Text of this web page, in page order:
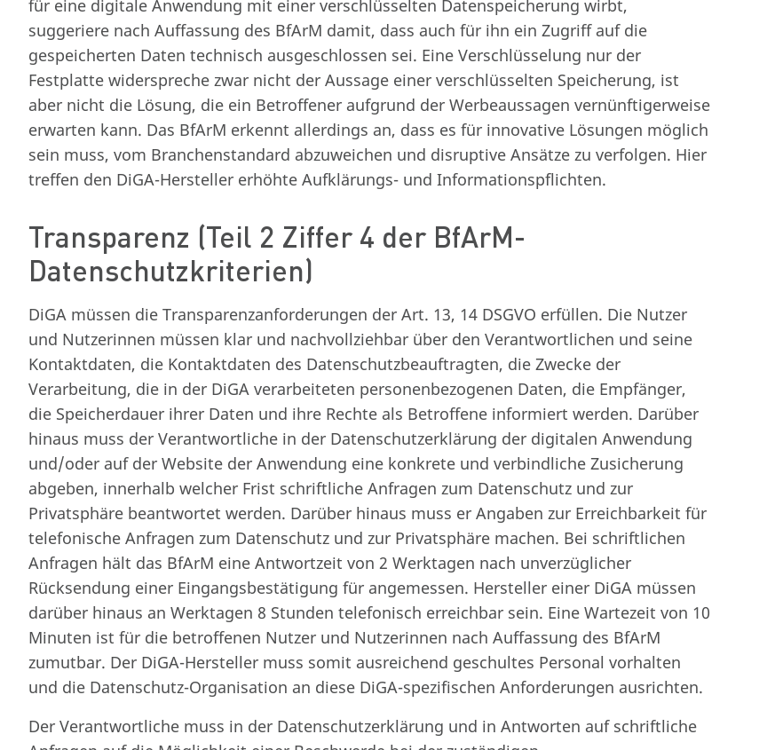
für eine digitale Anwendung mit einer verschlüsselten Datenspeicherung wirbt,
suggeriere nach Auffassung des BfArM damit, dass auch für ihn ein Zugriff auf die
gespeicherten Daten technisch ausgeschlossen sei. Eine Verschlüsselung nur der
Festplatte widerspreche zwar nicht der Aussage einer verschlüsselten Speicherung, ist
aber nicht die Lösung, die ein Betroffener aufgrund der Werbeaussagen vernünftigerweise
erwarten kann. Das BfArM erkennt allerdings an, dass es für innovative Lösungen möglich
sein muss, vom Branchenstandard abzuweichen und disruptive Ansätze zu verfolgen. Hier
treffen den DiGA-Hersteller erhöhte Aufklärungs- und Informationspflichten.
Transparenz (Teil 2 Ziffer 4 der BfArM-
Datenschutzkriterien)
DiGA müssen die Transparenzanforderungen der Art. 13, 14 DSGVO erfüllen. Die Nutzer
und Nutzerinnen müssen klar und nachvollziehbar über den Verantwortlichen und seine
Kontaktdaten, die Kontaktdaten des Datenschutzbeauftragten, die Zwecke der
Verarbeitung, die in der DiGA verarbeiteten personenbezogenen Daten, die Empfänger,
die Speicherdauer ihrer Daten und ihre Rechte als Betroffene informiert werden. Darüber
hinaus muss der Verantwortliche in der Datenschutzerklärung der digitalen Anwendung
und/oder auf der Website der Anwendung eine konkrete und verbindliche Zusicherung
abgeben, innerhalb welcher Frist schriftliche Anfragen zum Datenschutz und zur
Privatsphäre beantwortet werden. Darüber hinaus muss er Angaben zur Erreichbarkeit für
telefonische Anfragen zum Datenschutz und zur Privatsphäre machen. Bei schriftlichen
Anfragen hält das BfArM eine Antwortzeit von 2 Werktagen nach unverzüglicher
Rücksendung einer Eingangsbestätigung für angemessen. Hersteller einer DiGA müssen
darüber hinaus an Werktagen 8 Stunden telefonisch erreichbar sein. Eine Wartezeit von 10
Minuten ist für die betroffenen Nutzer und Nutzerinnen nach Auffassung des BfArM
zumutbar. Der DiGA-Hersteller muss somit ausreichend geschultes Personal vorhalten
und die Datenschutz-Organisation an diese DiGA-spezifischen Anforderungen ausrichten.
Der Verantwortliche muss in der Datenschutzerklärung und in Antworten auf schriftliche